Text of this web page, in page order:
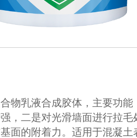
物乳液合成胶体，主要功能
，二是对光滑墙面进行拉毛
面的附着力。适用于混凝土